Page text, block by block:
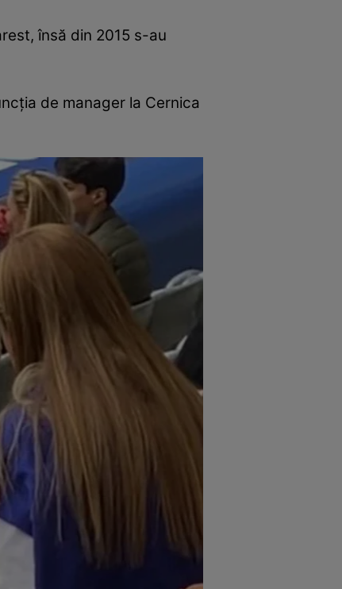
însă din 2015 s-au
de manager la Cernica